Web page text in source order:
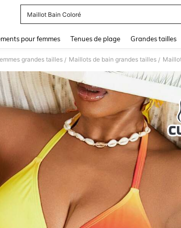
Maillot Bain Coloré
pour femmes Tenues de plage Grandes tailles
grandes tailles / Maillots de bain grandes tailles /